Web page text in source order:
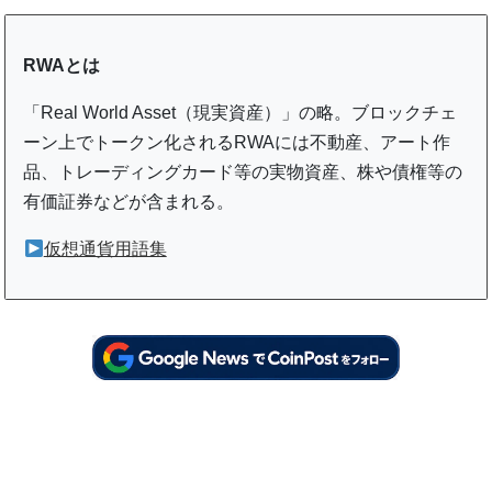
RWAとは
「Real World Asset（現実資産）」の略。ブロックチェ
ーン上でトークン化されるRWAには不動産、アート作
品、トレーディングカード等の実物資産、株や債権等の
有価証券などが含まれる。
仮想通貨用語集